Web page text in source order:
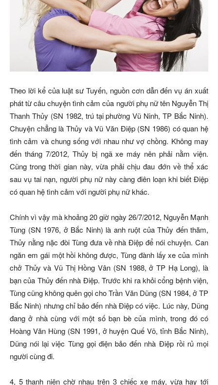
Theo lời kể của luật sư Tuyến, nguồn cơn dẫn đến vụ án xuất
phát từ câu chuyện tình cảm của người phụ nữ tên Nguyễn Thị
Thanh Thủy (SN 1982, trú tại phường Vũ Ninh, TP Bắc Ninh).
Chuyện chẳng là Thủy và Vũ Văn Điệp (SN 1986) có quan hệ
tình cảm và chung sống với nhau như vợ chồng. Không may
đến tháng 7/2012, Thủy bị ngã xe máy nên phải nằm viện.
Cũng trong thời gian này, vừa phải chịu đau đớn về thể xác
sau vụ tai nạn, người phụ nữ này càng điên loạn khi biết Điệp
có quan hệ tình cảm với người phụ nữ khác.
Chính vì vậy mà khoảng 20 giờ ngày 26/7/2012, Nguyễn Mạnh
Tùng (SN 1976, ở Bắc Ninh) là anh ruột của Thủy đến thăm,
Thủy nằng nặc đòi Tùng đưa về nhà Điệp để nói chuyện. Can
ngăn em gái một hồi không được, Tùng đành lấy xe của mình
chở Thủy và Vũ Thị Hồng Vân (SN 1988, ở TP Hạ Long), là
bạn của Thủy đến nhà Điệp. Trước khi ra khỏi cổng bệnh viện,
Tùng cũng không quên gọi cho Trần Văn Dũng (SN 1984, ở TP
Bắc Ninh) nhưng chỉ bảo đến nhà Điệp có việc. Lúc này, Dũng
đang ở nhà cùng với một số bạn bè của mình, trong đó có
Hoàng Văn Hùng (SN 1991, ở huyện Quế Võ, tỉnh Bắc Ninh),
Dũng nói lại việc Tùng gọi điện bảo đến nhà Điệp rồi rủ mọi
người cùng đi.
4, 5 thanh niên chờ nhau trên 3 chiếc xe máy, vừa hay tới